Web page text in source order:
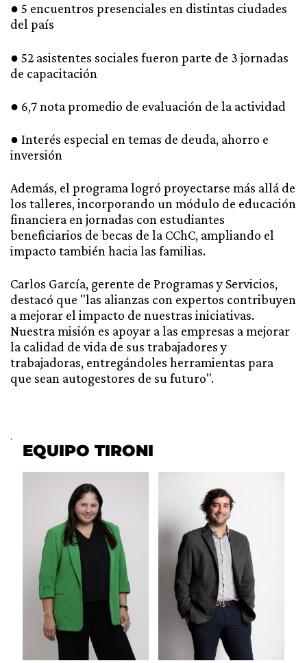
● 5 encuentros presenciales en distintas ciudades
del país
● 52 asistentes sociales fueron parte de 3 jornadas
de capacitación
● 6,7 nota promedio de evaluación de la actividad
● Interés especial en temas de deuda, ahorro e
inversión
Además, el programa logró proyectarse más allá de
los talleres, incorporando un módulo de educación
financiera en jornadas con estudiantes
beneficiarios de becas de la CChC, ampliando el
impacto también hacia las familias.
Carlos García, gerente de Programas y Servicios,
destacó que "las alianzas con expertos contribuyen
a mejorar el impacto de nuestras iniciativas.
Nuestra misión es apoyar a las empresas a mejorar
la calidad de vida de sus trabajadores y
trabajadoras, entregándoles herramientas para
que sean autogestores de su futuro".
.
EQUIPO TIRONI